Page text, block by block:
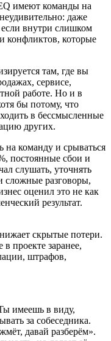
имеют команды на
даже
если внутри слишком
конфликтов, которые
там, где вы
сервисе,
работе. Но и в
бы потому, что
в бессмысленные
других.
команду и срываться
постоянные сбои и
слушать, уточнять
сложные разговоры,
оценил это не как
результат.
скрытые потери.
проекте заранее,
штрафов,
имеешь в виду,
за собеседника.
давай разберём».